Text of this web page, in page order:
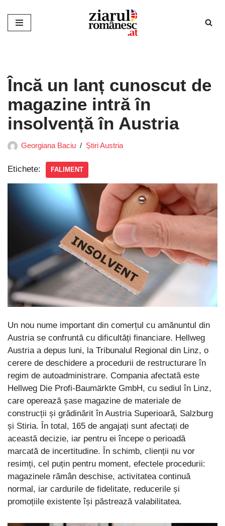
Sari
Încă un lanț cunoscut de
magazine intră în
insolvență în Austria
Georgiana Baciu Știri Austria
Etichete: FALIMENT
Un nou nume important din comerțul cu amănuntul din
Austria se confruntă cu dificultăți financiare. Hellweg
Austria a depus luni, la Tribunalul Regional din Linz, o
cerere de deschidere a procedurii de restructurare în
regim de autoadministrare. Compania afectată este
Hellweg Die Profi-Baumärkte GmbH, cu sediul în Linz,
care operează șase magazine de materiale de
construcții și grădinărit în Austria Superioară, Salzburg
și Stiria. În total, 165 de angajați sunt afectați de
această decizie, iar pentru ei începe o perioadă
marcată de incertitudine. În schimb, clienții nu vor
resimți, cel puțin pentru moment, efectele procedurii:
magazinele rămân deschise, activitatea continuă
normal, iar cardurile de fidelitate, reducerile și
promoțiile existente își păstrează valabilitatea.